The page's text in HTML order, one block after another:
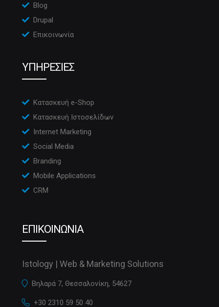
Blog
Drupal
Επικοινωνία
ΥΠΗΡΕΣΙΕΣ
Κατασκευή e-Shop
Κατασκευή Ιστοσελίδων
Internet Marketing
Social Media
Branding
Mobile Applications
CRM
ΕΠΙΚΟΙΝΩΝΙΑ
Istology | Web & Marketing Solutions
Βηλαρά 7, Θεσσαλονίκη, 54627
+30 2310 59 50 40